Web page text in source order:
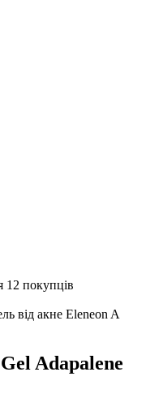
12 покупців
від акне Eleneon A
Adapalene